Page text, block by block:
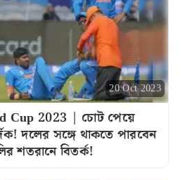
20 Oct 2023
Cup 2023 | চোট পেয়ে
দলের সঙ্গে থাকতে পারবেন
শতরানে বিতর্ক!